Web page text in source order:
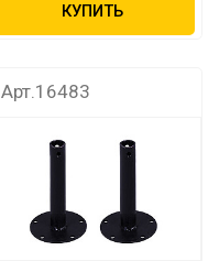
КУПИТЬ
Арт.16483